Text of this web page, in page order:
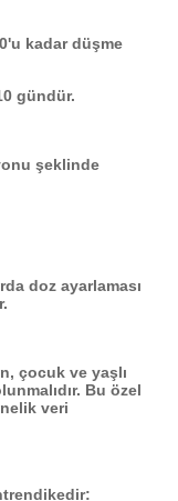
kadar düşme
gündür.
şeklinde
doz ayarlaması
çocuk ve yaşlı
Bu özel
veri